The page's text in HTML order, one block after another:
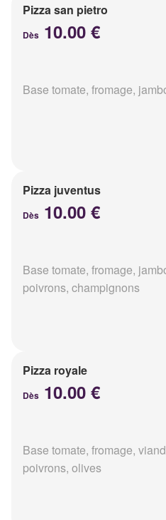
Pizza san pietro
Dès 10.00 €
Base tomate, fromage,
Pizza juventus
Dès 10.00 €
Base tomate, fromage,
poivrons, champignons
Pizza royale
Dès 10.00 €
Base tomate, fromage,
poivrons, olives